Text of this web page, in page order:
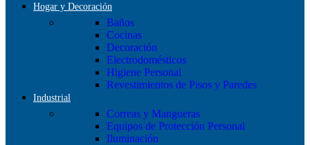
Hogar y Decoración
Baños
Cocinas
Decoración
Electrodomésticos
Higiene Personal
Revestimientos de Pisos y Paredes
Industrial
Correas y Mangueras
Equipos de Protección Personal
Iluminación